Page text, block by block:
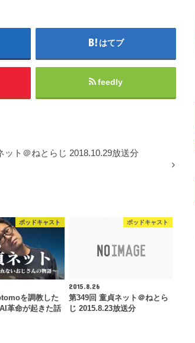
印
ー
て
はてブ
feedly
ット＠ねとらじ 2018.10.29放送分
ポッドキャスト
を調教した
革命が起きた話
ポッドキャスト
2015.8.26
第349回 童貞ネット＠ねとら
じ 2015.8.23放送分